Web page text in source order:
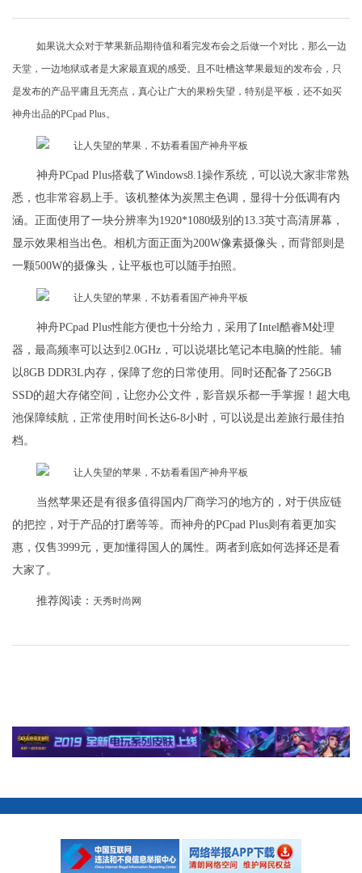
如果说大众对于苹果新品期待值和看完发布会之后做一个对比，那么一边
天堂，一边地狱或者是大家最直观的感受。且不吐槽这苹果最短的发布会，只
是发布的产品平庸且无亮点，真心让广大的果粉失望，特别是平板，还不如买
神舟出品的PCpad Plus。
神舟PCpad Plus搭载了Windows8.1操作系统，可以说大家非常熟
悉，也非常容易上手。该机整体为炭黑主色调，显得十分低调有内
涵。正面使用了一块分辨率为1920*1080级别的13.3英寸高清屏幕，
显示效果相当出色。相机方面正面为200W像素摄像头，而背部则是
一颗500W的摄像头，让平板也可以随手拍照。
神舟PCpad Plus性能方便也十分给力，采用了Intel酷睿M处理
器，最高频率可以达到2.0GHz，可以说堪比笔记本电脑的性能。辅
以8GB DDR3L内存，保障了您的日常使用。同时还配备了256GB
SSD的超大存储空间，让您办公文件，影音娱乐都一手掌握！超大电
池保障续航，正常使用时间长达6-8小时，可以说是出差旅行最佳拍
档。
当然苹果还是有很多值得国内厂商学习的地方的，对于供应链
的把控，对于产品的打磨等等。而神舟的PCpad Plus则有着更加实
惠，仅售3999元，更加懂得国人的属性。两者到底如何选择还是看
大家了。
推荐阅读： 天秀时尚网